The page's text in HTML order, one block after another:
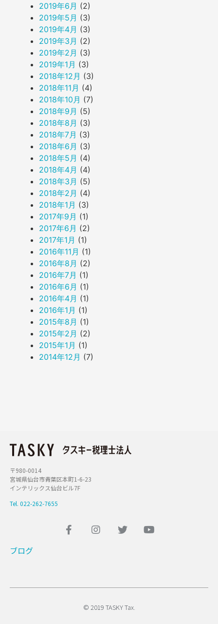
2019年6月 (2)
2019年5月 (3)
2019年4月 (3)
2019年3月 (2)
2019年2月 (3)
2019年1月 (3)
2018年12月 (3)
2018年11月 (4)
2018年10月 (7)
2018年9月 (5)
2018年8月 (3)
2018年7月 (3)
2018年6月 (3)
2018年5月 (4)
2018年4月 (4)
2018年3月 (5)
2018年2月 (4)
2018年1月 (3)
2017年9月 (1)
2017年6月 (2)
2017年1月 (1)
2016年11月 (1)
2016年8月 (2)
2016年7月 (1)
2016年6月 (1)
2016年4月 (1)
2016年1月 (1)
2015年8月 (1)
2015年2月 (2)
2015年1月 (1)
2014年12月 (7)
〒980-0014
宮城県仙台市青葉区本町1-6-23
インテリックス仙台ビル7F
Tel. 022-262-7655
ブログ
© 2019 TASKY Tax.